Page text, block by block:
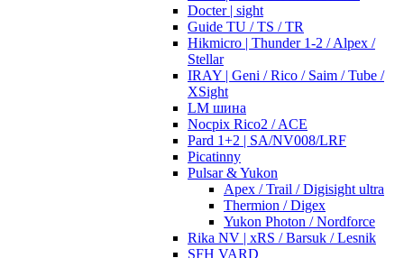
Docter | sight
Guide TU / TS / TR
Hikmicro | Thunder 1-2 / Alpex /
Stellar
IRAY | Geni / Rico / Saim / Tube /
XSight
LM шина
Nocpix Rico2 / ACE
Pard 1+2 | SA/NV008/LRF
Picatinny
Pulsar & Yukon
Apex / Trail / Digisight ultra
Thermion / Digex
Yukon Photon / Nordforce
Rika NV | xRS / Barsuk / Lesnik
SFH VARD